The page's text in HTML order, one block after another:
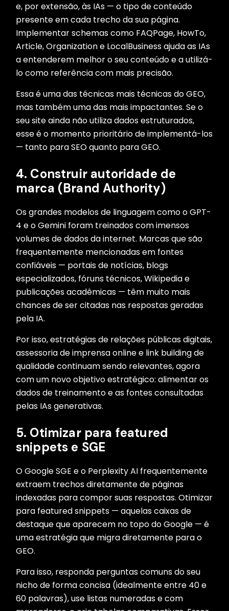
e, por extensão, às IAs — o tipo de conteúdo
presente em cada trecho da sua página.
Implementar schemas como FAQPage, HowTo,
Article, Organization e LocalBusiness ajuda as IAs
a entenderem melhor o seu conteúdo e a utilizá-
lo como referência com mais precisão.
Essa é uma das técnicas mais técnicas do GEO,
mas também uma das mais impactantes. Se o
seu site ainda não utiliza dados estruturados,
esse é o momento prioritário de implementá-los
— tanto para SEO quanto para GEO.
4. Construir autoridade de
marca (Brand Authority)
Os grandes modelos de linguagem como o GPT-
4 e o Gemini foram treinados com imensos
volumes de dados da internet. Marcas que são
frequentemente mencionadas em fontes
confiáveis — portais de notícias, blogs
especializados, fóruns técnicos, Wikipedia e
publicações acadêmicas — têm muito mais
chances de ser citadas nas respostas geradas
pela IA.
Por isso, estratégias de relações públicas digitais,
assessoria de imprensa online e link building de
qualidade continuam sendo relevantes, agora
com um novo objetivo estratégico: alimentar os
dados de treinamento e as fontes consultadas
pelas IAs generativas.
5. Otimizar para featured
snippets e SGE
O Google SGE e o Perplexity AI frequentemente
extraem trechos diretamente de páginas
indexadas para compor suas respostas. Otimizar
para featured snippets — aquelas caixas de
destaque que aparecem no topo do Google — é
uma estratégia que migra diretamente para o
GEO.
Para isso, responda perguntas comuns do seu
nicho de forma concisa (idealmente entre 40 e
60 palavras), use listas numeradas e com